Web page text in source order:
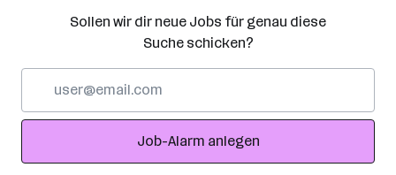
Sollen wir dir neue Jobs für genau diese
Suche schicken?
Adresse
Job-Alarm anlegen